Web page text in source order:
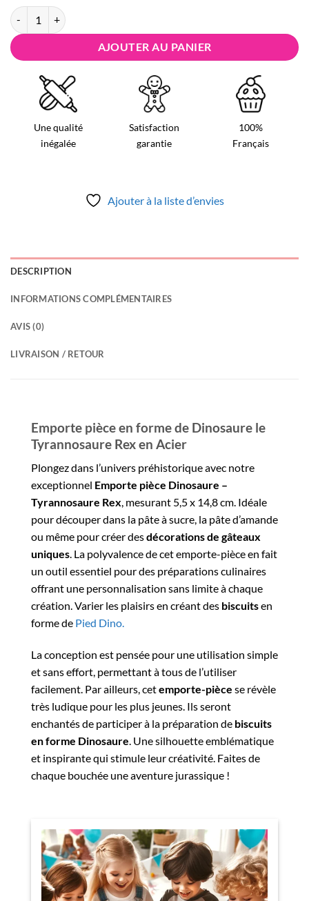
quantité de Emporte pièce Dinosaure en Acier - Tyrannosaure Rex
AJOUTER AU PANIER
Une qualité
inégalée
Satisfaction
garantie
100%
Français
Ajouter à la liste d’envies
DESCRIPTION
INFORMATIONS COMPLÉMENTAIRES
AVIS (0)
LIVRAISON / RETOUR
Emporte pièce en forme de Dinosaure le
Tyrannosaure Rex en Acier
Plongez dans l’univers préhistorique avec notre
exceptionnel Emporte pièce Dinosaure –
Tyrannosaure Rex, mesurant 5,5 x 14,8 cm. Idéale
pour découper dans la pâte à sucre, la pâte d’amande
ou même pour créer desdécorations de gâteaux
uniques. La polyvalence de cet emporte-pièce en fait
un outil essentiel pour des préparations culinaires
offrant une personnalisation sans limite à chaque
création. Varier les plaisirs en créant des biscuitsen
forme de Pied Dino.
La conception est pensée pour une utilisation simple
et sans effort, permettant à tous de l’utiliser
facilement. Par ailleurs, cetemporte-pièce se révèle
très ludique pour les plus jeunes. Ils seront
enchantés de participer à la préparation de biscuits
en forme Dinosaure. Une silhouette emblématique
et inspirante qui stimule leur créativité. Faites de
chaque bouchée une aventure jurassique !